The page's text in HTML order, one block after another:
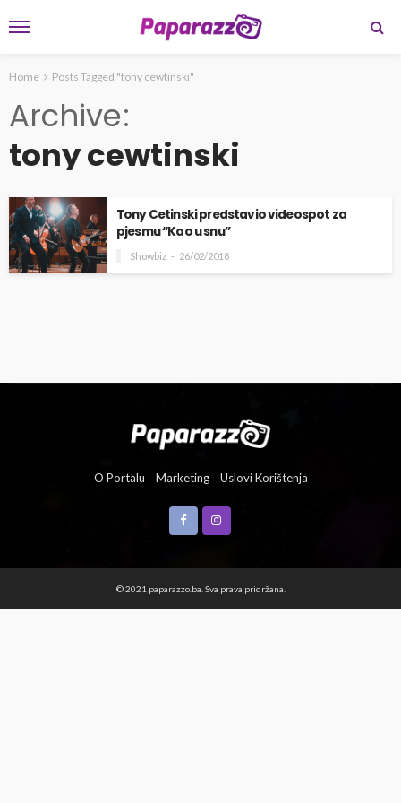
Home Posts Tagged "tony cewtinski"
Archive
tony cewtinski
Tony Cetinski predstavio videospot za
pjesmu “Kao u snu”
Showbiz 26/02/2018
O Portalu Marketing Uslovi Korištenja
© 2021 paparazzo.ba. Sva prava pridržana.